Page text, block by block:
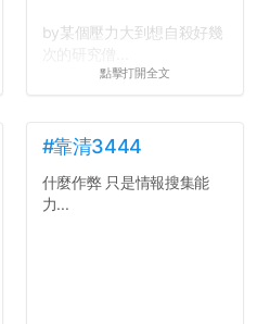
by某個壓力大到想自殺好幾
點擊打開全文
#靠清3444
什麼作弊 只是情報搜集能
力...